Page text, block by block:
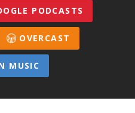
PODCASTS
OVERCAST
MUSIC